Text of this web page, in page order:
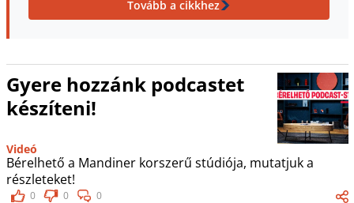
Tovább a cikkhez
Gyere hozzánk podcastet
készíteni!
Videó
Bérelhető a Mandiner korszerű stúdiója, mutatjuk a
részleteket!
0 0 0